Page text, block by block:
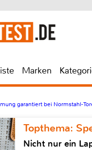
Marken
garantiert bei Normstahl-
Topthema:
Nicht nur ein